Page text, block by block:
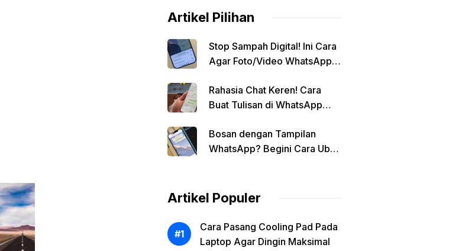
Artikel Pilihan
Stop Sampah Digital! Ini Cara
Agar Foto/Video WhatsApp
Otomatis
Rahasia Chat Keren! Cara
Buat Tulisan di WhatsApp
Bosan dengan Tampilan
WhatsApp? Begini Cara Ubah
Artikel Populer
Cara Pasang Cooling Pad Pada
Laptop Agar Dingin Maksimal